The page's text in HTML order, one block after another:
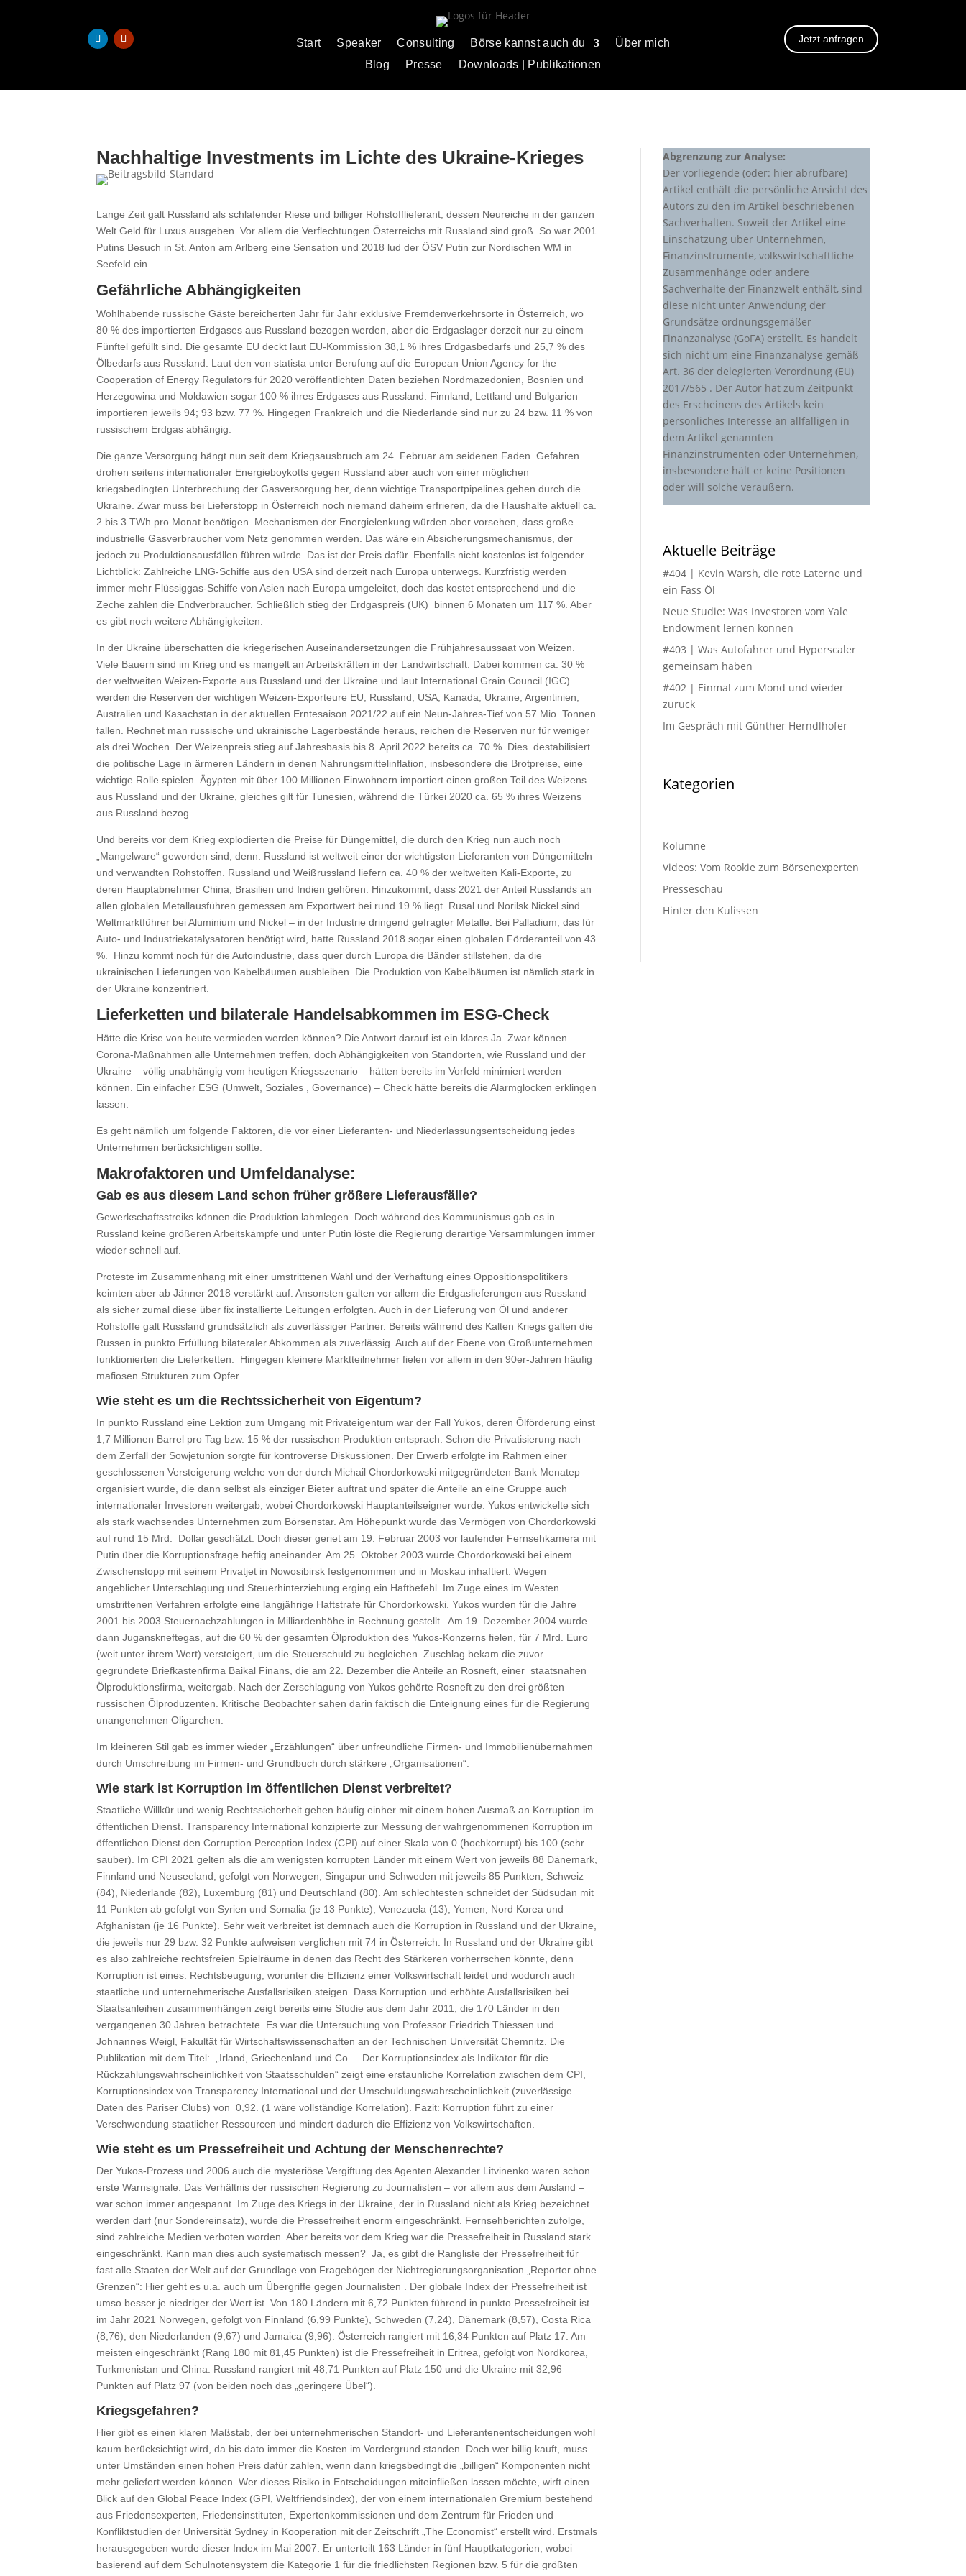
Start Speaker Consulting Börse kannst auch du
Über mich
Blog
Presse Downloads | Publikationen
Jetzt anfragen
Nachhaltige Investments im Lichte des Ukraine-Krieges
Lange Zeit galt Russland als schlafender Riese und billiger Rohstofflieferant, dessen Neureiche in der ganzen
Welt Geld für Luxus ausgeben. Vor allem die Verflechtungen Österreichs mit Russland sind groß. So war 2001
Putins Besuch in St. Anton am Arlberg eine Sensation und 2018 lud der ÖSV Putin zur Nordischen WM in
Seefeld ein.
Gefährliche Abhängigkeiten
Wohlhabende russische Gäste bereicherten Jahr für Jahr exklusive Fremdenverkehrsorte in Österreich, wo
80 % des importierten Erdgases aus Russland bezogen werden, aber die Erdgaslager derzeit nur zu einem
Fünftel gefüllt sind. Die gesamte EU deckt laut EU-Kommission 38,1 % ihres Erdgasbedarfs und 25,7 % des
Ölbedarfs aus Russland. Laut den von statista unter Berufung auf die European Union Agency for the
Cooperation of Energy Regulators für 2020 veröffentlichten Daten beziehen Nordmazedonien, Bosnien und
Herzegowina und Moldawien sogar 100 % ihres Erdgases aus Russland. Finnland, Lettland und Bulgarien
importieren jeweils 94; 93 bzw. 77 %. Hingegen Frankreich und die Niederlande sind nur zu 24 bzw. 11 % von
russischem Erdgas abhängig.
Die ganze Versorgung hängt nun seit dem Kriegsausbruch am 24. Februar am seidenen Faden. Gefahren
drohen seitens internationaler Energieboykotts gegen Russland aber auch von einer möglichen
kriegsbedingten Unterbrechung der Gasversorgung her, denn wichtige Transportpipelines gehen durch die
Ukraine. Zwar muss bei Lieferstopp in Österreich noch niemand daheim erfrieren, da die Haushalte aktuell ca.
2 bis 3 TWh pro Monat benötigen. Mechanismen der Energielenkung würden aber vorsehen, dass große
industrielle Gasverbraucher vom Netz genommen werden. Das wäre ein Absicherungsmechanismus, der
jedoch zu Produktionsausfällen führen würde. Das ist der Preis dafür. Ebenfalls nicht kostenlos ist folgender
Lichtblick: Zahlreiche LNG-Schiffe aus den USA sind derzeit nach Europa unterwegs. Kurzfristig werden
immer mehr Flüssiggas-Schiffe von Asien nach Europa umgeleitet, doch das kostet entsprechend und die
Zeche zahlen die Endverbraucher. Schließlich stieg der Erdgaspreis (UK) binnen 6 Monaten um 117 %. Aber
es gibt noch weitere Abhängigkeiten:
In der Ukraine überschatten die kriegerischen Auseinandersetzungen die Frühjahresaussaat von Weizen.
Viele Bauern sind im Krieg und es mangelt an Arbeitskräften in der Landwirtschaft. Dabei kommen ca. 30 %
der weltweiten Weizen-Exporte aus Russland und der Ukraine und laut International Grain Council (IGC)
werden die Reserven der wichtigen Weizen-Exporteure EU, Russland, USA, Kanada, Ukraine, Argentinien,
Australien und Kasachstan in der aktuellen Erntesaison 2021/22 auf ein Neun-Jahres-Tief von 57 Mio. Tonnen
fallen. Rechnet man russische und ukrainische Lagerbestände heraus, reichen die Reserven nur für weniger
als drei Wochen. Der Weizenpreis stieg auf Jahresbasis bis 8. April 2022 bereits ca. 70 %. Dies destabilisiert
die politische Lage in ärmeren Ländern in denen Nahrungsmittelinflation, insbesondere die Brotpreise, eine
wichtige Rolle spielen. Ägypten mit über 100 Millionen Einwohnern importiert einen großen Teil des Weizens
aus Russland und der Ukraine, gleiches gilt für Tunesien, während die Türkei 2020 ca. 65 % ihres Weizens
aus Russland bezog.
Und bereits vor dem Krieg explodierten die Preise für Düngemittel, die durch den Krieg nun auch noch
„Mangelware“ geworden sind, denn: Russland ist weltweit einer der wichtigsten Lieferanten von Düngemitteln
und verwandten Rohstoffen. Russland und Weißrussland liefern ca. 40 % der weltweiten Kali-Exporte, zu
deren Hauptabnehmer China, Brasilien und Indien gehören. Hinzukommt, dass 2021 der Anteil Russlands an
allen globalen Metallausführen gemessen am Exportwert bei rund 19 % liegt. Rusal und Norilsk Nickel sind
Weltmarktführer bei Aluminium und Nickel – in der Industrie dringend gefragter Metalle. Bei Palladium, das für
Auto- und Industriekatalysatoren benötigt wird, hatte Russland 2018 sogar einen globalen Förderanteil von 43
%. Hinzu kommt noch für die Autoindustrie, dass quer durch Europa die Bänder stillstehen, da die
ukrainischen Lieferungen von Kabelbäumen ausbleiben. Die Produktion von Kabelbäumen ist nämlich stark in
der Ukraine konzentriert.
Lieferketten und bilaterale Handelsabkommen im ESG-Check
Hätte die Krise von heute vermieden werden können? Die Antwort darauf ist ein klares Ja. Zwar können
Corona-Maßnahmen alle Unternehmen treffen, doch Abhängigkeiten von Standorten, wie Russland und der
Ukraine – völlig unabhängig vom heutigen Kriegsszenario – hätten bereits im Vorfeld minimiert werden
können. Ein einfacher ESG (Umwelt, Soziales , Governance) – Check hätte bereits die Alarmglocken erklingen
lassen.
Es geht nämlich um folgende Faktoren, die vor einer Lieferanten- und Niederlassungsentscheidung jedes
Unternehmen berücksichtigen sollte:
Makrofaktoren und Umfeldanalyse:
Gab es aus diesem Land schon früher größere Lieferausfälle?
Gewerkschaftsstreiks können die Produktion lahmlegen. Doch während des Kommunismus gab es in
Russland keine größeren Arbeitskämpfe und unter Putin löste die Regierung derartige Versammlungen immer
wieder schnell auf.
Proteste im Zusammenhang mit einer umstrittenen Wahl und der Verhaftung eines Oppositionspolitikers
keimten aber ab Jänner 2018 verstärkt auf. Ansonsten galten vor allem die Erdgaslieferungen aus Russland
als sicher zumal diese über fix installierte Leitungen erfolgten. Auch in der Lieferung von Öl und anderer
Rohstoffe galt Russland grundsätzlich als zuverlässiger Partner. Bereits während des Kalten Kriegs galten die
Russen in punkto Erfüllung bilateraler Abkommen als zuverlässig. Auch auf der Ebene von Großunternehmen
funktionierten die Lieferketten. Hingegen kleinere Marktteilnehmer fielen vor allem in den 90er-Jahren häufig
mafiosen Strukturen zum Opfer.
Wie steht es um die Rechtssicherheit von Eigentum?
In punkto Russland eine Lektion zum Umgang mit Privateigentum war der Fall Yukos, deren Ölförderung einst
1,7 Millionen Barrel pro Tag bzw. 15 % der russischen Produktion entsprach. Schon die Privatisierung nach
dem Zerfall der Sowjetunion sorgte für kontroverse Diskussionen. Der Erwerb erfolgte im Rahmen einer
geschlossenen Versteigerung welche von der durch Michail Chordorkowski mitgegründeten Bank Menatep
organisiert wurde, die dann selbst als einziger Bieter auftrat und später die Anteile an eine Gruppe auch
internationaler Investoren weitergab, wobei Chordorkowski Hauptanteilseigner wurde. Yukos entwickelte sich
als stark wachsendes Unternehmen zum Börsenstar. Am Höhepunkt wurde das Vermögen von Chordorkowski
auf rund 15 Mrd. Dollar geschätzt. Doch dieser geriet am 19. Februar 2003 vor laufender Fernsehkamera mit
Putin über die Korruptionsfrage heftig aneinander. Am 25. Oktober 2003 wurde Chordorkowski bei einem
Zwischenstopp mit seinem Privatjet in Nowosibirsk festgenommen und in Moskau inhaftiert. Wegen
angeblicher Unterschlagung und Steuerhinterziehung erging ein Haftbefehl. Im Zuge eines im Westen
umstrittenen Verfahren erfolgte eine langjährige Haftstrafe für Chordorkowski. Yukos wurden für die Jahre
2001 bis 2003 Steuernachzahlungen in Milliardenhöhe in Rechnung gestellt. Am 19. Dezember 2004 wurde
dann Juganskneftegas, auf die 60 % der gesamten Ölproduktion des Yukos-Konzerns fielen, für 7 Mrd. Euro
(weit unter ihrem Wert) versteigert, um die Steuerschuld zu begleichen. Zuschlag bekam die zuvor
gegründete Briefkastenfirma Baikal Finans, die am 22. Dezember die Anteile an Rosneft, einer staatsnahen
Ölproduktionsfirma, weitergab. Nach der Zerschlagung von Yukos gehörte Rosneft zu den drei größten
russischen Ölproduzenten. Kritische Beobachter sahen darin faktisch die Enteignung eines für die Regierung
unangenehmen Oligarchen.
Im kleineren Stil gab es immer wieder „Erzählungen“ über unfreundliche Firmen- und Immobilienübernahmen
durch Umschreibung im Firmen- und Grundbuch durch stärkere „Organisationen“.
Wie stark ist Korruption im öffentlichen Dienst verbreitet?
Staatliche Willkür und wenig Rechtssicherheit gehen häufig einher mit einem hohen Ausmaß an Korruption im
öffentlichen Dienst. Transparency International konzipierte zur Messung der wahrgenommenen Korruption im
öffentlichen Dienst den Corruption Perception Index (CPI) auf einer Skala von 0 (hochkorrupt) bis 100 (sehr
sauber). Im CPI 2021 gelten als die am wenigsten korrupten Länder mit einem Wert von jeweils 88 Dänemark,
Finnland und Neuseeland, gefolgt von Norwegen, Singapur und Schweden mit jeweils 85 Punkten, Schweiz
(84), Niederlande (82), Luxemburg (81) und Deutschland (80). Am schlechtesten schneidet der Südsudan mit
11 Punkten ab gefolgt von Syrien und Somalia (je 13 Punkte), Venezuela (13), Yemen, Nord Korea und
Afghanistan (je 16 Punkte). Sehr weit verbreitet ist demnach auch die Korruption in Russland und der Ukraine,
die jeweils nur 29 bzw. 32 Punkte aufweisen verglichen mit 74 in Österreich. In Russland und der Ukraine gibt
es also zahlreiche rechtsfreien Spielräume in denen das Recht des Stärkeren vorherrschen könnte, denn
Korruption ist eines: Rechtsbeugung, worunter die Effizienz einer Volkswirtschaft leidet und wodurch auch
staatliche und unternehmerische Ausfallsrisiken steigen. Dass Korruption und erhöhte Ausfallsrisiken bei
Staatsanleihen zusammenhängen zeigt bereits eine Studie aus dem Jahr 2011, die 170 Länder in den
vergangenen 30 Jahren betrachtete. Es war die Untersuchung von Professor Friedrich Thiessen und
Johnannes Weigl, Fakultät für Wirtschaftswissenschaften an der Technischen Universität Chemnitz. Die
Publikation mit dem Titel: „Irland, Griechenland und Co. – Der Korruptionsindex als Indikator für die
Rückzahlungswahrscheinlichkeit von Staatsschulden“ zeigt eine erstaunliche Korrelation zwischen dem CPI,
Korruptionsindex von Transparency International und der Umschuldungswahrscheinlichkeit (zuverlässige
Daten des Pariser Clubs) von 0,92. (1 wäre vollständige Korrelation). Fazit: Korruption führt zu einer
Verschwendung staatlicher Ressourcen und mindert dadurch die Effizienz von Volkswirtschaften.
Wie steht es um Pressefreiheit und Achtung der Menschenrechte?
Der Yukos-Prozess und 2006 auch die mysteriöse Vergiftung des Agenten Alexander Litvinenko waren schon
erste Warnsignale. Das Verhältnis der russischen Regierung zu Journalisten – vor allem aus dem Ausland –
war schon immer angespannt. Im Zuge des Kriegs in der Ukraine, der in Russland nicht als Krieg bezeichnet
werden darf (nur Sondereinsatz), wurde die Pressefreiheit enorm eingeschränkt. Fernsehberichten zufolge,
sind zahlreiche Medien verboten worden. Aber bereits vor dem Krieg war die Pressefreiheit in Russland stark
eingeschränkt. Kann man dies auch systematisch messen? Ja, es gibt die Rangliste der Pressefreiheit für
fast alle Staaten der Welt auf der Grundlage von Fragebögen der Nichtregierungsorganisation „Reporter ohne
Grenzen“: Hier geht es u.a. auch um Übergriffe gegen Journalisten . Der globale Index der Pressefreiheit ist
umso besser je niedriger der Wert ist. Von 180 Ländern mit 6,72 Punkten führend in punkto Pressefreiheit ist
im Jahr 2021 Norwegen, gefolgt von Finnland (6,99 Punkte), Schweden (7,24), Dänemark (8,57), Costa Rica
(8,76), den Niederlanden (9,67) und Jamaica (9,96). Österreich rangiert mit 16,34 Punkten auf Platz 17. Am
meisten eingeschränkt (Rang 180 mit 81,45 Punkten) ist die Pressefreiheit in Eritrea, gefolgt von Nordkorea,
Turkmenistan und China. Russland rangiert mit 48,71 Punkten auf Platz 150 und die Ukraine mit 32,96
Punkten auf Platz 97 (von beiden noch das „geringere Übel“).
Kriegsgefahren?
Hier gibt es einen klaren Maßstab, der bei unternehmerischen Standort- und Lieferantenentscheidungen wohl
kaum berücksichtigt wird, da bis dato immer die Kosten im Vordergrund standen. Doch wer billig kauft, muss
unter Umständen einen hohen Preis dafür zahlen, wenn dann kriegsbedingt die „billigen“ Komponenten nicht
mehr geliefert werden können. Wer dieses Risiko in Entscheidungen miteinfließen lassen möchte, wirft einen
Blick auf den Global Peace Index (GPI, Weltfriendsindex), der von einem internationalen Gremium bestehend
aus Friedensexperten, Friedensinstituten, Expertenkommissionen und dem Zentrum für Frieden und
Konfliktstudien der Universität Sydney in Kooperation mit der Zeitschrift „The Economist“ erstellt wird. Erstmals
herausgegeben wurde dieser Index im Mai 2007. Er unterteilt 163 Länder in fünf Hauptkategorien, wobei
basierend auf dem Schulnotensystem die Kategorie 1 für die friedlichsten Regionen bzw. 5 für die größten
Abgrenzung zur Analyse:
Der vorliegende (oder: hier abrufbare)
Artikel enthält die persönliche Ansicht des
Autors zu den im Artikel beschriebenen
Sachverhalten. Soweit der Artikel eine
Einschätzung über Unternehmen,
Finanzinstrumente, volkswirtschaftliche
Zusammenhänge oder andere
Sachverhalte der Finanzwelt enthält, sind
diese nicht unter Anwendung der
Grundsätze ordnungsgemäßer
Finanzanalyse (GoFA) erstellt. Es handelt
sich nicht um eine Finanzanalyse gemäß
Art. 36 der delegierten Verordnung (EU)
2017/565 . Der Autor hat zum Zeitpunkt
des Erscheinens des Artikels kein
persönliches Interesse an allfälligen in
dem Artikel genannten
Finanzinstrumenten oder Unternehmen,
insbesondere hält er keine Positionen
oder will solche veräußern.
Aktuelle Beiträge
#404 | Kevin Warsh, die rote Laterne und
ein Fass Öl
Neue Studie: Was Investoren vom Yale
Endowment lernen können
#403 | Was Autofahrer und Hyperscaler
gemeinsam haben
#402 | Einmal zum Mond und wieder
zurück
Im Gespräch mit Günther Herndlhofer
Kategorien
Kolumne
Videos: Vom Rookie zum Börsenexperten
Presseschau
Hinter den Kulissen